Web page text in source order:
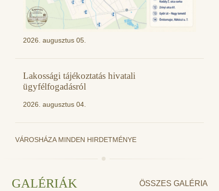
2026. augusztus 05.
Lakossági tájékoztatás hivatali
ügyfélfogadásról
2026. augusztus 04.
VÁROSHÁZA MINDEN HIRDETMÉNYE
GALÉRIÁK ÖSSZES GALÉRIA